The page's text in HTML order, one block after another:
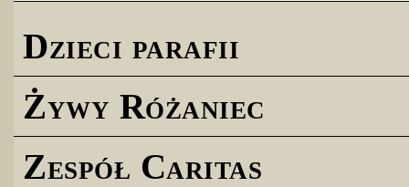
Dzieci parafii
Żywy Różaniec
Zespół Caritas